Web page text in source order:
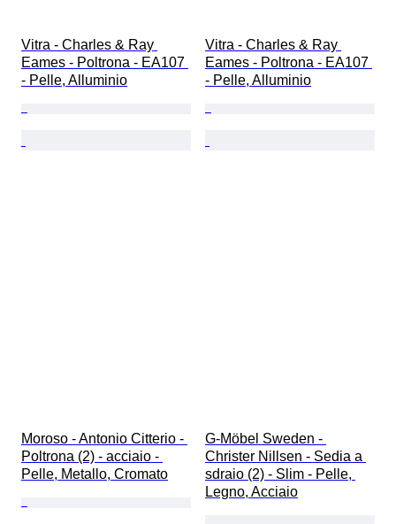
Vitra - Charles & Ray
Eames - Poltrona - EA107
- Pelle, Alluminio
Vitra - Charles & Ray
Eames - Poltrona - EA107
- Pelle, Alluminio
Moroso - Antonio Citterio -
Poltrona (2) - acciaio -
Pelle, Metallo, Cromato
G-Möbel Sweden -
Christer Nillsen - Sedia a
sdraio (2) - Slim - Pelle,
Legno, Acciaio